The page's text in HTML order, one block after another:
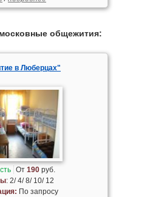
общежития:
в Люберцах"
От190 руб.
: 2/ 4/ 8/ 10/ 12
По запросу